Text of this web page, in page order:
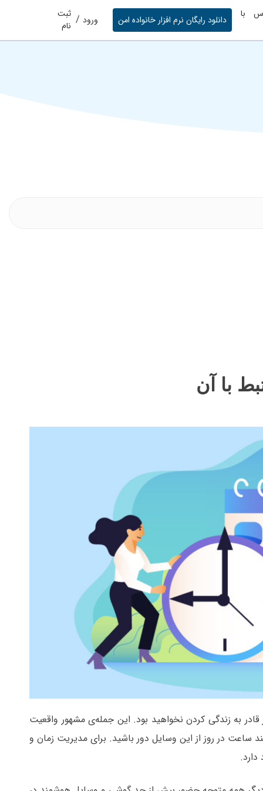
با دانلود رایگان نرم افزار خانواده امن ورود / ثبت
نام
با آن
به زندگی کردن نخواهید بود. این جمله‌ی مشهور واقعیت
ساعت در روز از این وسایل دور باشید. برای مدیریت زمان و